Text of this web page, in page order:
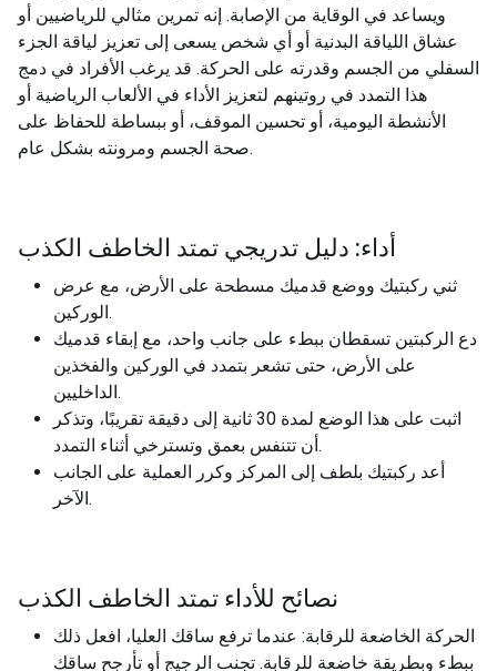
ويساعد في الوقاية من الإصابة. إنه تمرين مثالي للرياضيين أو
عشاق اللياقة البدنية أو أي شخص يسعى إلى تعزيز لياقة الجزء
السفلي من الجسم وقدرته على الحركة. قد يرغب الأفراد في دمج
هذا التمدد في روتينهم لتعزيز الأداء في الألعاب الرياضية أو
الأنشطة اليومية، أو تحسين الموقف، أو ببساطة للحفاظ على
صحة الجسم ومرونته بشكل عام.
أداء: دليل تدريجي تمتد الخاطف الكذب
ثني ركبتيك ووضع قدميك مسطحة على الأرض، مع عرض
الوركين.
دع الركبتين تسقطان ببطء على جانب واحد، مع إبقاء قدميك
على الأرض، حتى تشعر بتمدد في الوركين والفخذين
الداخليين.
اثبت على هذا الوضع لمدة 30 ثانية إلى دقيقة تقريبًا، وتذكر
أن تتنفس بعمق وتسترخي أثناء التمدد.
أعد ركبتيك بلطف إلى المركز وكرر العملية على الجانب
الآخر.
نصائح للأداء تمتد الخاطف الكذب
الحركة الخاضعة للرقابة: عندما ترفع ساقك العليا، افعل ذلك
ببطء وبطريقة خاضعة للرقابة. تجنب الرجيج أو تأرجح ساقك